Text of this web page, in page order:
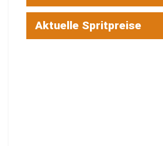
Aktuelle Spritpreise